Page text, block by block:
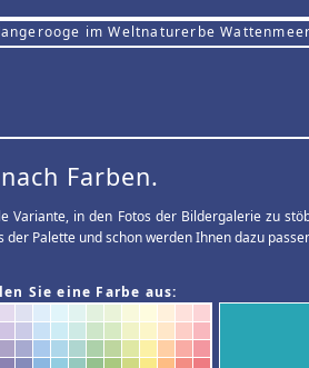
im Weltnaturerbe
Farben.
Variante, in den Fotos der Bildergalerie zu
der Palette und schon werden Ihnen dazu
Sie eine Farbe aus: